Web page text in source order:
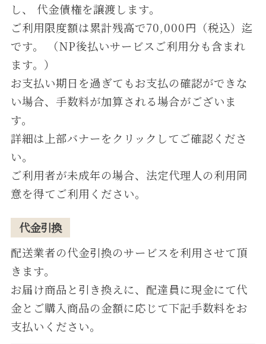
し、 代⾦債権を譲渡します。
ご利⽤限度額は累計残⾼で70,000円（税込）迄
です。 （NP後払いサービスご利⽤分も含まれ
ます。）
お支払い期日を過ぎてもお支払の確認ができな
い場合、手数料が加算される場合がございま
す。
詳細は上部バナーをクリックしてご確認くださ
い。
ご利⽤者が未成年の場合、法定代理⼈の利⽤同
意を得てご利⽤ください。
代⾦引換
配送業者の代⾦引換のサービスを利⽤させて頂
きます。
お届け商品と引き換えに、配達員に現⾦にて代
⾦とご購⼊商品の⾦額に応じて下記⼿数料をお
⽀払いください。